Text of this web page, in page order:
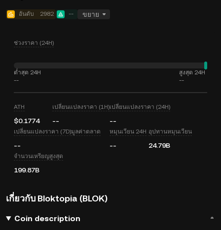
อันดับ 2982 -- ขยาย
ช่วงราคา (24H)
ต่ำสุด 24H
--
สูงสุด 24H
--
ATH
$0.1774
เปลี่ยนแปลงราคา (1H)
--
เปลี่ยนแปลงราคา (24H)
--
เปลี่ยนแปลงราคา (7D)
--
มูลค่าตลาด หมุนเวียน 24H
--
อุปทานหมุนเวียน
24.79B
จำนวนเหรียญสูงสุด
199.87B
เกี่ยวกับ Bloktopia (BLOK)
Coin description